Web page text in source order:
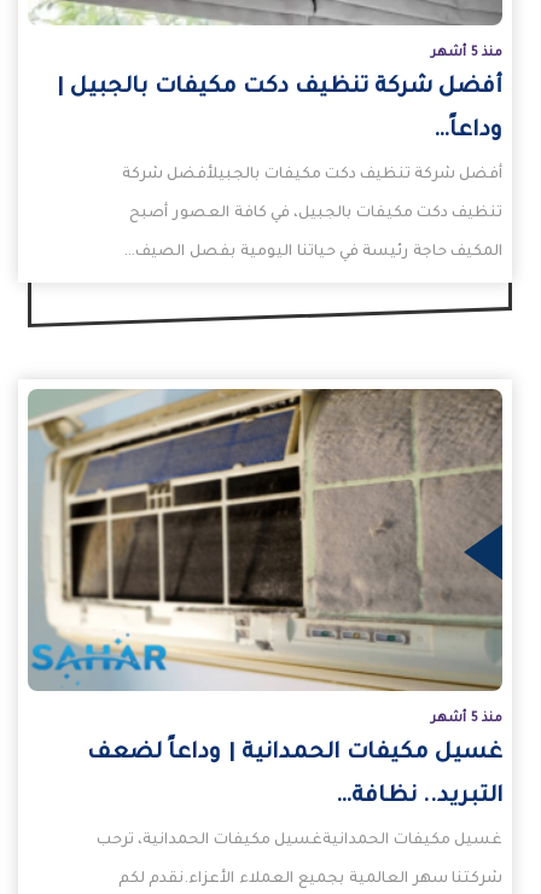
منذ 5 أشهر
أفضل شركة تنظيف دكت مكيفات بالجبيل |
وداعاً…
أفضل شركة تنظيف دكت مكيفات بالجبيلأفضل شركة
تنظيف دكت مكيفات بالجبيل، في كافة العصور أصبح
المكيف حاجة رئيسة في حياتنا اليومية بفصل الصيف…
منذ 5 أشهر
غسيل مكيفات الحمدانية | وداعاً لضعف
التبريد.. نظافة…
غسيل مكيفات الحمدانيةغسيل مكيفات الحمدانية، ترحب
شركتنا سهر العالمية بجميع العملاء الأعزاء.نقدم لكم